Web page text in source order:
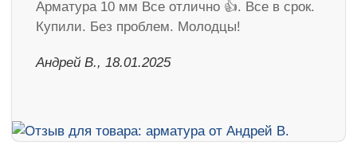
Арматура 10 мм Все отлично 👍. Все в срок.
Купили. Без проблем. Молодцы!
Андрей В., 18.01.2025